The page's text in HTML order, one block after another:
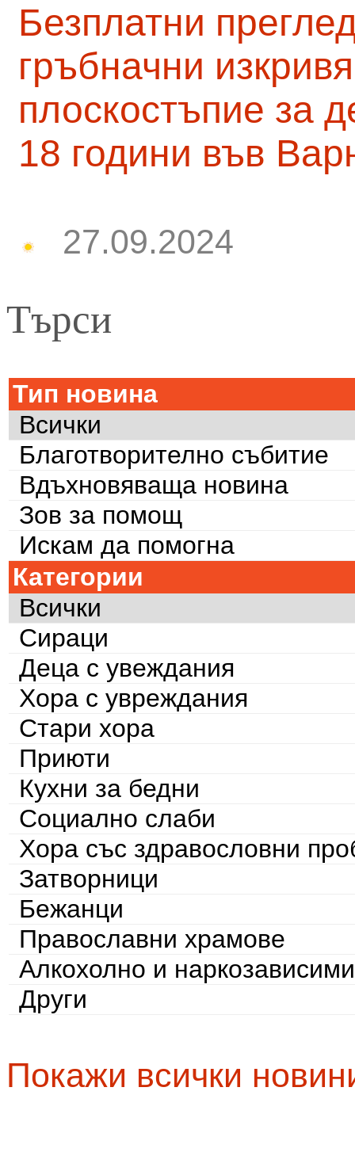
Безплатни
гръбначни
плоскостъпие за
18 години във
27.09.2024
Търси
Тип новина
Всички
Благотворително събитие
Вдъхновяваща новина
Зов за помощ
Искам да помогна
Категории
Всички
Сираци
Деца с увеждания
Хора с увреждания
Стари хора
Приюти
Кухни за бедни
Социално слаби
Хора със здравословни
Затворници
Бежанци
Православни храмове
Алкохолно и наркозависими
Други
Покажи всички